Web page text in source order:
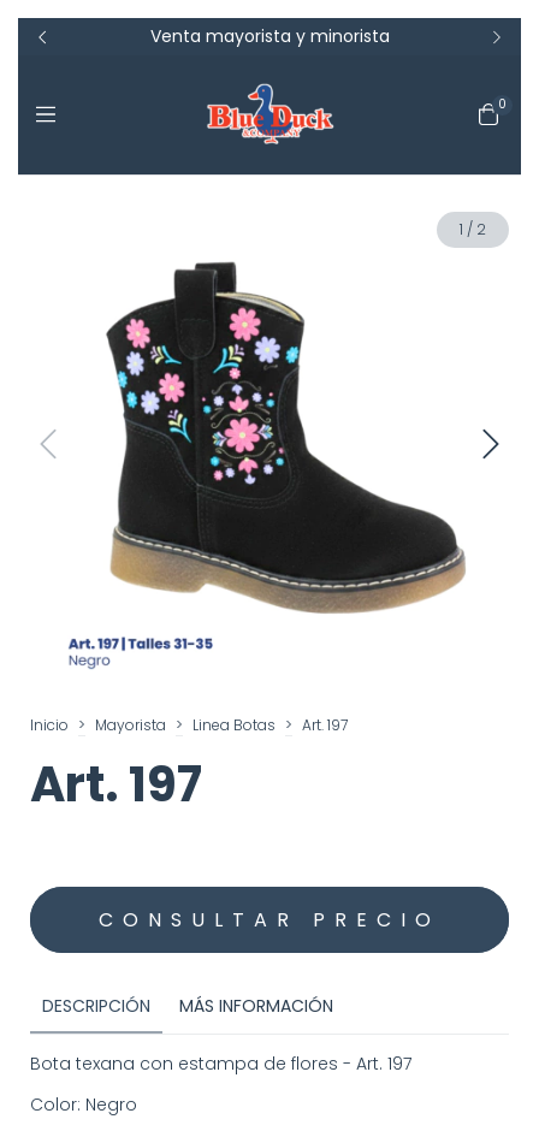
Venta mayorista y minorista
0
1 / 2
Inicio > Mayorista > Linea Botas > Art. 197
Art. 197
DESCRIPCIÓN MÁS INFORMACIÓN
Bota texana con estampa de flores - Art. 197
Color: Negro